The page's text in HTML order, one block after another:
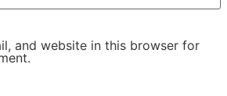
and website in this browser for